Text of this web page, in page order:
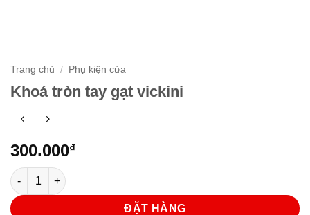
Trang chủ / Phụ kiện cửa
Khoá tròn tay gạt vickini
300.000₫
Khoá tròn tay gạt vickini số lượng
ĐẶT HÀNG